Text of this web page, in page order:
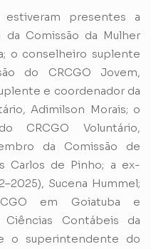
estiveram presentes a
Comissão da Mulher
o conselheiro suplente
do CRCGO Jovem,
e coordenador da
Adimilson Morais; o
CRCGO Voluntário,
da Comissão de
Carlos de Pinho; a ex-
Sucena Hummel;
em Goiatuba e
Contábeis da
o superintendente do